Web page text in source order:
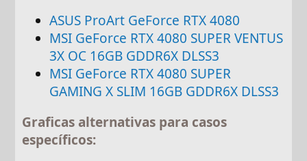
ASUS ProArt GeForce RTX 4080
MSI GeForce RTX 4080 SUPER VENTUS
3X OC 16GB GDDR6X DLSS3
MSI GeForce RTX 4080 SUPER
GAMING X SLIM 16GB GDDR6X DLSS3
Graficas alternativas para casos
específicos: